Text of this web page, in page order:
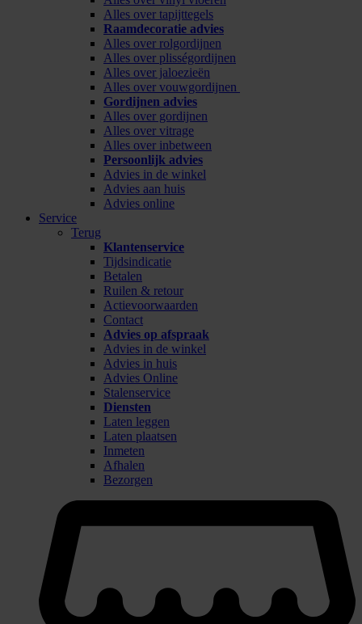
Alles over tapijttegels
Raamdecoratie advies
Alles over rolgordijnen
Alles over plisségordijnen
Alles over jaloezieën
Alles over vouwgordijnen
Gordijnen advies
Alles over gordijnen
Alles over vitrage
Alles over inbetween
Persoonlijk advies
Advies in de winkel
Advies aan huis
Advies online
Service
Terug
Klantenservice
Tijdsindicatie
Betalen
Ruilen & retour
Actievoorwaarden
Contact
Advies op afspraak
Advies in de winkel
Advies in huis
Advies Online
Stalenservice
Diensten
Laten leggen
Laten plaatsen
Inmeten
Afhalen
Bezorgen